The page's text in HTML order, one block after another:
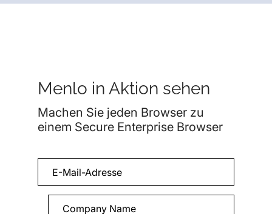
Menlo in Aktion sehen
Machen Sie jeden Browser zu
einem Secure Enterprise Browser